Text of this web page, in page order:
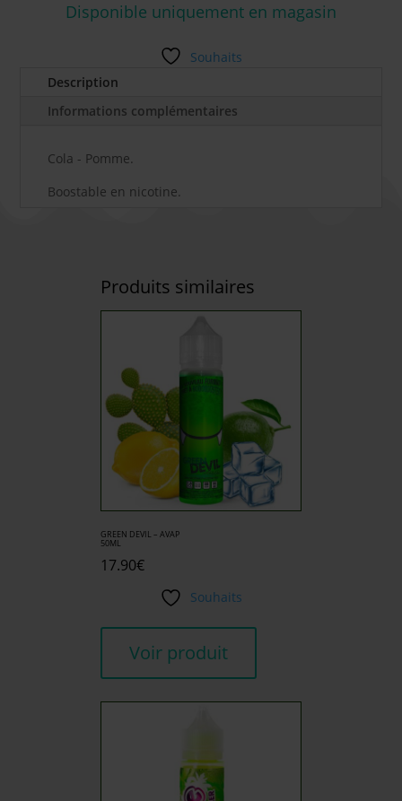
Disponible uniquement en magasin
Souhaits
Description
Informations complémentaires
Cola - Pomme.
Boostable en nicotine.
Produits similaires
GREEN DEVIL – AVAP
50ML
17.90€
Souhaits
Voir produit